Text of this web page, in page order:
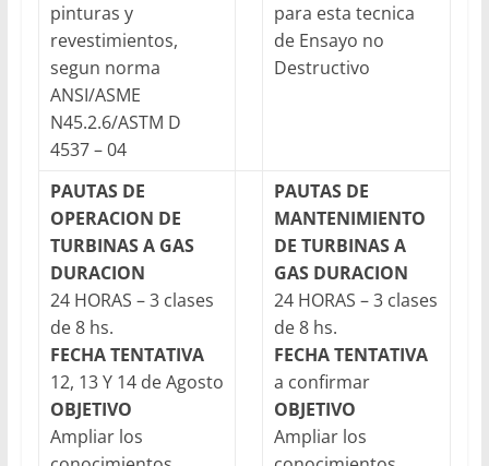
pinturas y
revestimientos,
segun norma
ANSI/ASME
N45.2.6/ASTM D
4537 – 04
para esta tecnica
de Ensayo no
Destructivo
PAUTAS DE
OPERACION DE
TURBINAS A GAS
DURACION
24 HORAS – 3 clases
de 8 hs.
FECHA TENTATIVA
12, 13 Y 14 de Agosto
OBJETIVO
Ampliar los
PAUTAS DE
MANTENIMIENTO
DE TURBINAS A
GAS DURACION
24 HORAS – 3 clases
de 8 hs.
FECHA TENTATIVA
a confirmar
OBJETIVO
Ampliar los